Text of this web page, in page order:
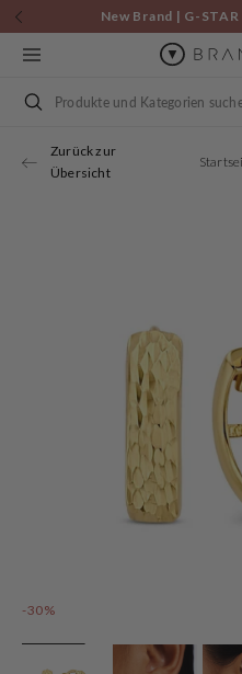
Zum
Inhalt
springen
New Brand | G-
Suchen
Zurück zur
Übersicht
-30%